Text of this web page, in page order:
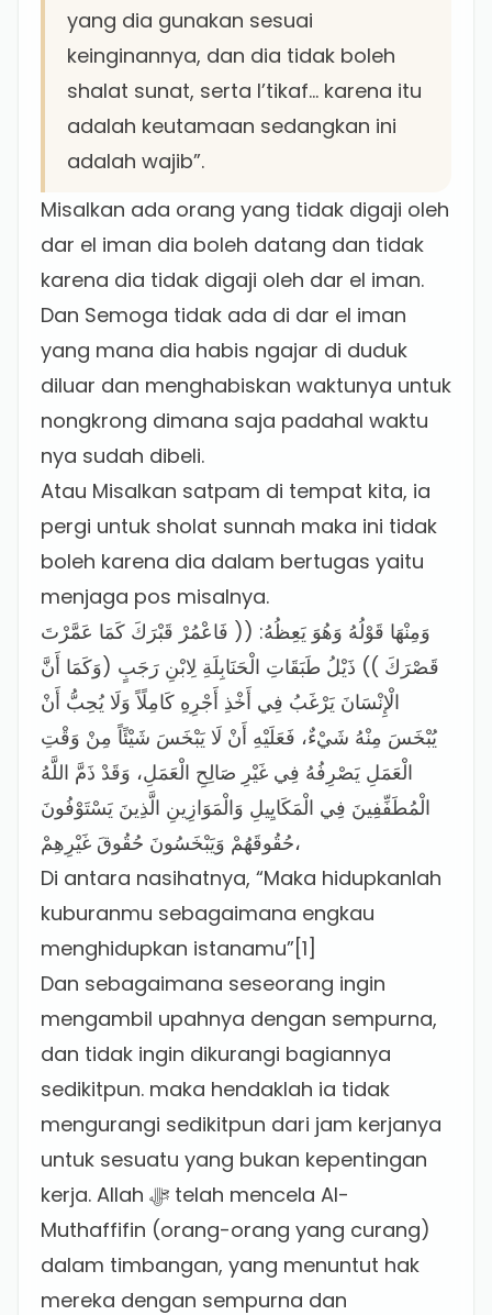
yang dia gunakan sesuai
keinginannya, dan dia tidak boleh
shalat sunat, serta I’tikaf… karena itu
adalah keutamaan sedangkan ini
adalah wajib”.
Misalkan ada orang yang tidak digaji oleh
dar el iman dia boleh datang dan tidak
karena dia tidak digaji oleh dar el iman.
Dan Semoga tidak ada di dar el iman
yang mana dia habis ngajar di duduk
diluar dan menghabiskan waktunya untuk
nongkrong dimana saja padahal waktu
nya sudah dibeli.
Atau Misalkan satpam di tempat kita, ia
pergi untuk sholat sunnah maka ini tidak
boleh karena dia dalam bertugas yaitu
menjaga pos misalnya.
وَمِنْهَا قَوْلُهُ وَهُوَ يَعِظُهُ: (( فَاعْمُرْ قَبْرَكَ كَمَا عَمَّرْتَ
قَصْرَكَ )) ذَيْلُ طَبَقَاتِ الْحَنَابِلَةِ لِابْنِ رَجَبٍ (وَكَمَا أَنَّ
الْإِنْسَانَ يَرْغَبُ فِي أَخْذِ أَجْرِهِ كَامِلًاً وَلَا يُحِبُّ أَنْ
يُبْخَسَ مِنْهُ شَيْءٌ، فَعَلَيْهِ أَنْ لَا يَبْخَسَ شَيْئًاً مِنْ وَقْتِ
الْعَمَلِ يَصْرِفُهُ فِي غَيْرِ صَالِحِ الْعَمَلِ، وَقَدْ ذَمَّ اللَّهُ
الْمُطَفِّفِينَ فِي الْمَكَايِيلِ وَالْمَوَازِينِ الَّذِينَ يَسْتَوْفُونَ
حُقُوقَهُمْ وَيَبْخَسُونَ حُقُوقَ غَيْرِهِمْ،
Di antara nasihatnya, “Maka hidupkanlah
kuburanmu sebagaimana engkau
menghidupkan istanamu”[1]
Dan sebagaimana seseorang ingin
mengambil upahnya dengan sempurna,
dan tidak ingin dikurangi bagiannya
sedikitpun. maka hendaklah ia tidak
mengurangi sedikitpun dari jam kerjanya
untuk sesuatu yang bukan kepentingan
kerja. Allah ﷻ telah mencela Al-
Muthaffifin (orang-orang yang curang)
dalam timbangan, yang menuntut hak
mereka dengan sempurna dan